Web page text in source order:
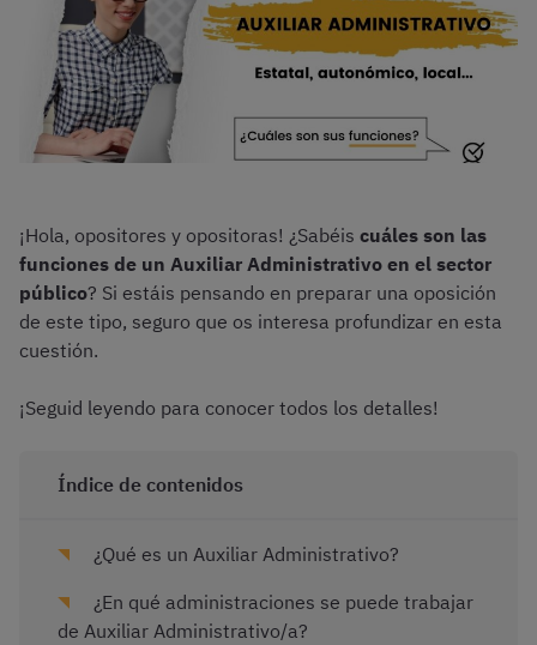
¡Hola, opositores y opositoras! ¿Sabéis cuáles son las
funciones de un Auxiliar Administrativo en el sector
público? Si estáis pensando en preparar una oposición
de este tipo, seguro que os interesa profundizar en esta
cuestión.
¡Seguid leyendo para conocer todos los detalles!
Índice de contenidos
¿Qué es un Auxiliar Administrativo?
¿En qué administraciones se puede trabajar
de Auxiliar Administrativo/a?